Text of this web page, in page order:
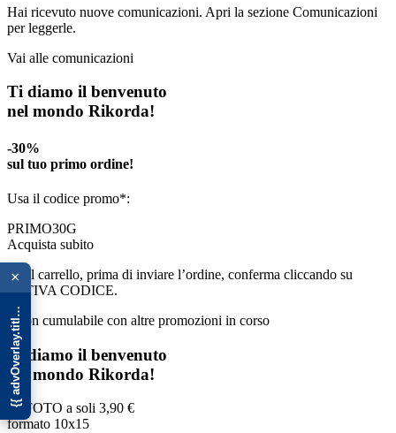
Hai ricevuto nuove comunicazioni. Apri la sezione Comunicazioni
per leggerle.
Vai alle comunicazioni
Ti diamo il benvenuto
nel mondo Rikorda!
-30%
sul tuo primo ordine!
Usa il codice promo*:
PRIMO30G
Acquista subito
*Nel carrello, prima di inviare l’ordine, conferma cliccando su
ATTIVA CODICE.
*Non cumulabile con altre promozioni in corso
Ti diamo il benvenuto
nel mondo Rikorda!
50 FOTO a soli 3,90 €
formato 10x15
×
{{ advOverlay.title || 'Promo' }}